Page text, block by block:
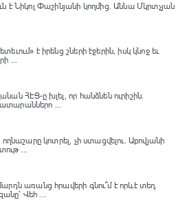
է Նիկոլ Փաշինյանի կողմից․ Աննա Մկրտչյան
է իրենց շների էջերին, իսկ կնոջ եւ
...
ՀԷՑ-ը խլել, որ հանձնեն ուրիշին.
...
ողնաշարը կոտրել, չի ստացվելու․ Աբովյանի
...
առանց հրավերի գնու՞մ է որևէ տեղ.
Վեհ ...